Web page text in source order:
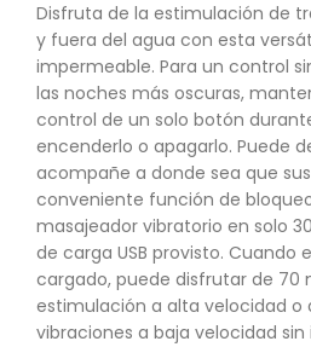
Disfruta de la estimulación de
y fuera del agua con esta
impermeable. Para un control
las noches más oscuras,
control de un solo botón
encenderlo o apagarlo. Puede
acompañe a donde sea que
conveniente función de
masajeador vibratorio en solo
de carga USB provisto.
cargado, puede disfrutar de 70
estimulación a alta velocidad o
vibraciones a baja velocidad